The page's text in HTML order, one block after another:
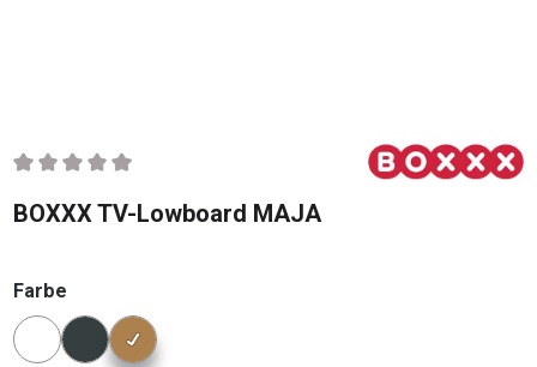
Durchschnittliche Bewertung von 0 von 5 Sternen
BOXXX TV-Lowboard MAJA
Farbe
Konfigurator Farbe